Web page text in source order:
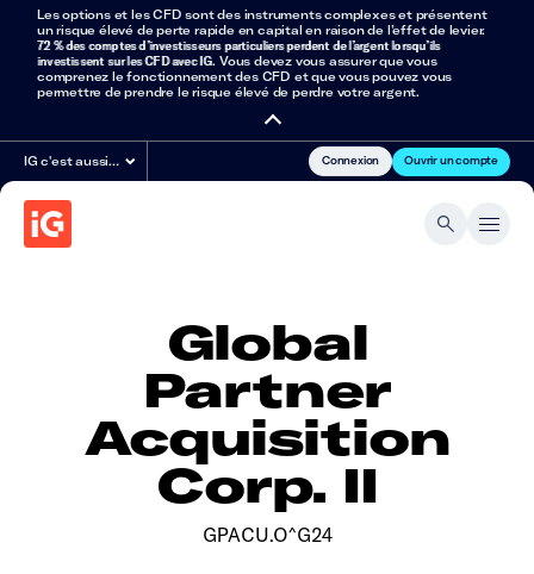
Les options et les CFD sont des instruments complexes et présentent
un risque élevé de perte rapide en capital en raison de l’effet de levier.
72 % des comptes d’investisseurs particuliers perdent de l’argent lorsqu’ils
investissent sur les CFD avec IG. Vous devez vous assurer que vous
comprenez le fonctionnement des CFD et que vous pouvez vous
permettre de prendre le risque élevé de perdre votre argent.
IG c'est aussi… Connexion Ouvrir un compte
Global
Partner
Acquisition
Corp. II
GPACU.O^G24